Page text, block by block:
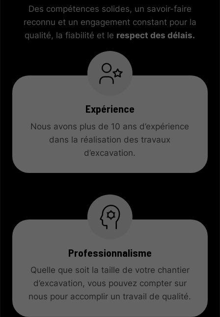
Des compétences solides, un savoir-faire
reconnu et un engagement constant pour la
qualité, la fiabilité et le respect des délais.
Expérience
Nous avons plus de 10 ans d’expérience
dans la réalisation des travaux
d’excavation.
Professionnalisme
Quelle que soit la taille de votre chantier
d’excavation, vous pouvez compter sur
nous pour accomplir un travail de qualité.